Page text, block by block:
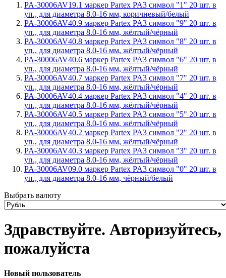
PA-30006AV19.1 маркер Partex PA3 символ "1" 20 шт. в
уп., для диаметра 8.0-16 мм, коричневый/белый
PA-30006AV40.9 маркер Partex PA3 символ "9" 20 шт. в
уп., для диаметра 8.0-16 мм, жёлтый/чёрный
PA-30006AV40.8 маркер Partex PA3 символ "8" 20 шт. в
уп., для диаметра 8.0-16 мм, жёлтый/чёрный
PA-30006AV40.6 маркер Partex PA3 символ "6" 20 шт. в
уп., для диаметра 8.0-16 мм, жёлтый/чёрный
PA-30006AV40.7 маркер Partex PA3 символ "7" 20 шт. в
уп., для диаметра 8.0-16 мм, жёлтый/чёрный
PA-30006AV40.4 маркер Partex PA3 символ "4" 20 шт. в
уп., для диаметра 8.0-16 мм, жёлтый/чёрный
PA-30006AV40.5 маркер Partex PA3 символ "5" 20 шт. в
уп., для диаметра 8.0-16 мм, жёлтый/чёрный
PA-30006AV40.2 маркер Partex PA3 символ "2" 20 шт. в
уп., для диаметра 8.0-16 мм, жёлтый/чёрный
PA-30006AV40.3 маркер Partex PA3 символ "3" 20 шт. в
уп., для диаметра 8.0-16 мм, жёлтый/чёрный
PA-30006AV09.0 маркер Partex PA3 символ "0" 20 шт. в
уп., для диаметра 8.0-16 мм, чёрный/белый
Выбрать валюту
Здравствуйте. Авторизуйтесь,
пожалуйста
Новый пользователь